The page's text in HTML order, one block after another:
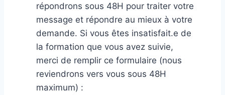
répondrons sous 48H pour traiter votre
message et répondre au mieux à votre
demande. Si vous êtes insatisfait.e de
la formation que vous avez suivie,
merci de remplir ce formulaire (nous
reviendrons vers vous sous 48H
maximum) :